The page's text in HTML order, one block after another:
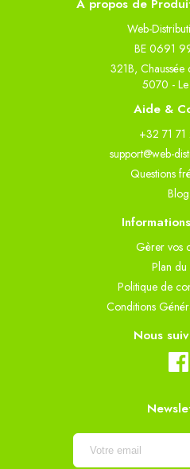
À propos de
Web-
BE 0691
321B,
5070 - Le
Aide &
+32 71
support@web-
Questions
Blog
Gèrer vos
Plan du
Politique de
Conditions
Nous